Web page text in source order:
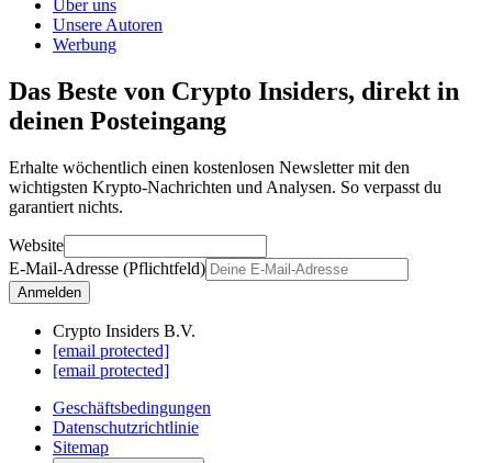
Über uns
Unsere Autoren
Werbung
Das Beste von Crypto Insiders, direkt in
deinen Posteingang
Erhalte wöchentlich einen kostenlosen Newsletter mit den
wichtigsten Krypto-Nachrichten und Analysen. So verpasst du
garantiert nichts.
Website
E-Mail-Adresse (Pflichtfeld)
Anmelden
Crypto Insiders B.V.
[email protected]
[email protected]
Geschäftsbedingungen
Datenschutzrichtlinie
Sitemap